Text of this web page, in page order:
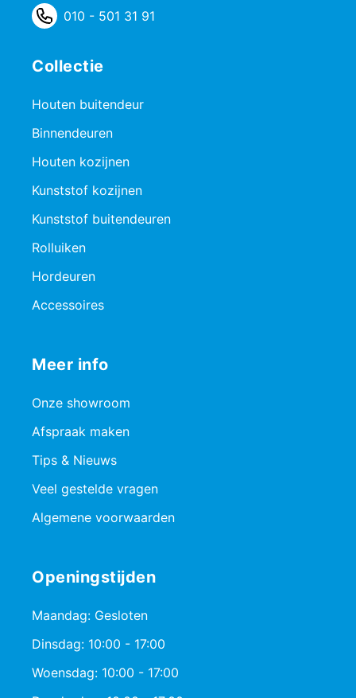
010 - 501 31 91
Collectie
Houten buitendeur
Binnendeuren
Houten kozijnen
Kunststof kozijnen
Kunststof buitendeuren
Rolluiken
Hordeuren
Accessoires
Meer info
Onze showroom
Afspraak maken
Tips & Nieuws
Veel gestelde vragen
Algemene voorwaarden
Openingstijden
Maandag: Gesloten
Dinsdag: 10:00 - 17:00
Woensdag: 10:00 - 17:00